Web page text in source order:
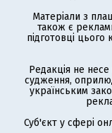
Матеріали з
також є
підготовці цього
Редакція не несе
судження,
українським
Суб'єкт у сфері